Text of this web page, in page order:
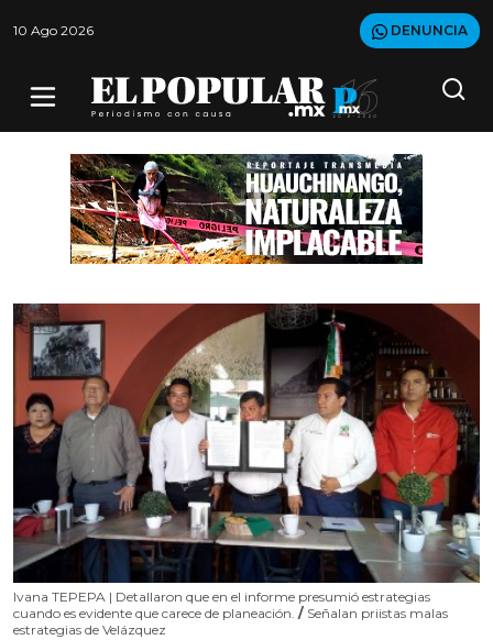
10 Ago 2026 DENUNCIA
Ivana TEPEPA | Detallaron que en el informe presumió estrategias
cuando es evidente que carece de planeación. / Señalan priistas malas
estrategias de Velázquez